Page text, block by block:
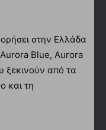
στην Ελλάδα
Blue, Aurora
ξεκινούν από τα
και τη